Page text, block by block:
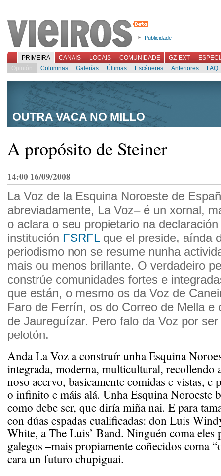
Publicidade
PRIMEIRA CANAIS LOCAIS COMUNIDADE GZ-EXT
Opinión
Columnas Galerías Últimas Escáneres Anteriores FAQ
OUTRA VACA NO MILLO
A propósito de Steiner
14:00 16/09/2008
La Voz de la Esquina Noroeste de
abreviadamente, La Voz– é un xornal,
o aclara o seu propietario na
institución FSRFLque el preside, aínda
periodismo non se resume nunha
mais ou menos brillante. O verdadeiro
constrúe comunidades fortes e
que están, o mesmo os da Voz de
Faro de Ferrín, os do Correo de Mella e
de Jaureguízar. Pero falo da Voz por
pelotón.
Anda La Voz a construír unha Esquina
integrada, moderna, multicultural, recollendo
noso acervo, basicamente comidas e vistas, e
o infinito e máis alá. Unha Esquina Noroeste
como debe ser, que diría miña nai. E para
con dúas espadas cualificadas: don Luis
White, a The Luis’ Band. Ninguén coma eles
galegos –mais propiamente coñecidos coma
cara un futuro chupiguai.